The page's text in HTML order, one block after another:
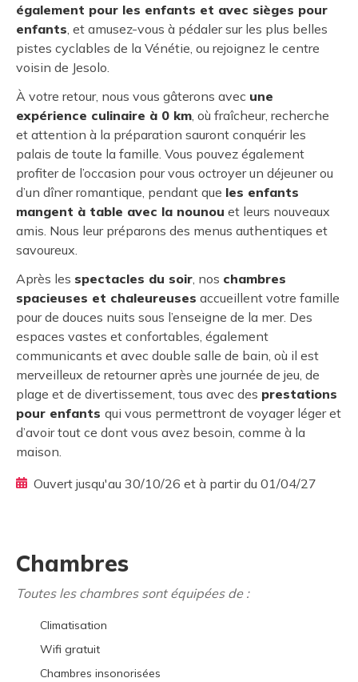
également pour les enfants et avec sièges pour
enfants, et amusez-vous à pédaler sur les plus belles
pistes cyclables de la Vénétie, ou rejoignez le centre
voisin de Jesolo.
À votre retour, nous vous gâterons avec une
expérience culinaire à 0 km, où fraîcheur, recherche
et attention à la préparation sauront conquérir les
palais de toute la famille. Vous pouvez également
profiter de l’occasion pour vous octroyer un déjeuner ou
d’un dîner romantique, pendant que les enfants
mangent à table avec la nounou et leurs nouveaux
amis. Nous leur préparons des menus authentiques et
savoureux.
Après les spectacles du soir, nos chambres
spacieuses et chaleureuses accueillent votre famille
pour de douces nuits sous l’enseigne de la mer. Des
espaces vastes et confortables, également
communicants et avec double salle de bain, où il est
merveilleux de retourner après une journée de jeu, de
plage et de divertissement, tous avec des prestations
pour enfants qui vous permettront de voyager léger et
d’avoir tout ce dont vous avez besoin, comme à la
maison.
Ouvert jusqu'au 30/10/26 et à partir du 01/04/27
Chambres
Toutes les chambres sont équipées de :
Climatisation
Wifi gratuit
Chambres insonorisées